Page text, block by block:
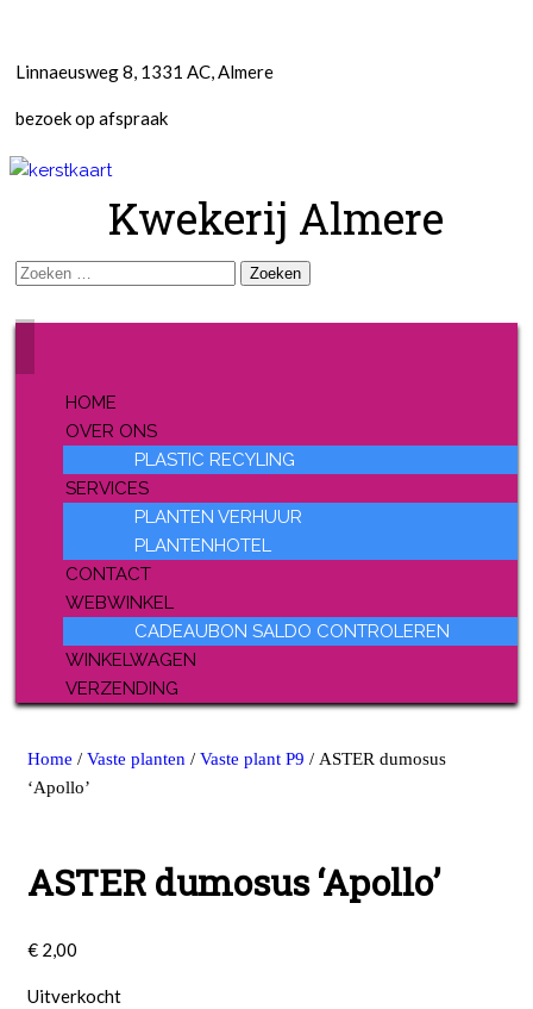
Linnaeusweg 8, 1331 AC, Almere
bezoek op afspraak
Kwekerij Almere
Zoeken
HOME
OVER ONS
PLASTIC RECYLING
SERVICES
PLANTEN VERHUUR
PLANTENHOTEL
CONTACT
WEBWINKEL
CADEAUBON SALDO CONTROLEREN
WINKELWAGEN
VERZENDING
Home / Vaste planten / Vaste plant P9 / ASTER dumosus
‘Apollo’
ASTER dumosus ‘Apollo’
€ 2,00
Uitverkocht